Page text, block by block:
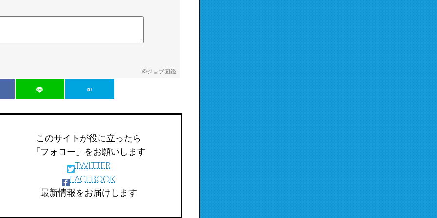
©ジョブ図鑑
このサイトが役に立ったら
「フォロー」をお願いします
TWITTER
FACEBOOK
最新情報をお届けします